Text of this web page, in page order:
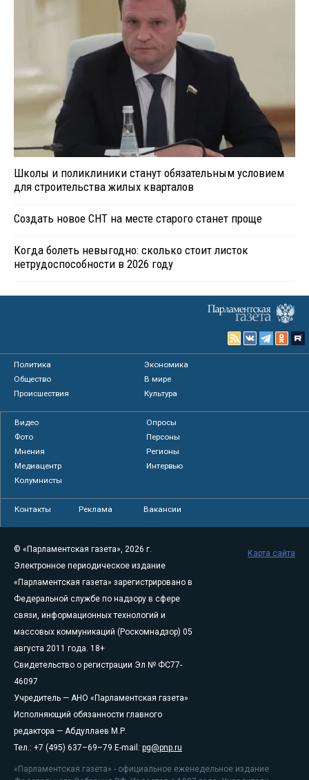
Школы и поликлиники станут обязательным условием
для строительства жилых кварталов
Создать новое СНТ на месте старого станет проще
Когда болеть невыгодно: сколько стоит листок
нетрудоспособности в 2026 году
Политика
Экономика
Общество
В мире
Происшествия
Культура
Видео
Опросы
Фото
Персоны
Мнения
Регионы
Медиацентр
Интервью
Колумнисты
Контакты Реклама Вакансии
© «Парламентская газета», 2026 г.
Электронное периодическое издание
«Парламентская газета» зарегистрировано в
Федеральной службе по надзору в сфере
связи, информационных технологий и
массовых коммуникаций (Роскомнадзор) 05
августа 2011 года. 18+
Свидетельство о регистрации Эл № ФС77-
46097
Учредитель — АНО «Парламентская газета»
Исполняющий обязанности главного
редактора — Абдуллаев М.Р.
Тел.: +7 (495) 637–69–79 E-mail: pg@pnp.ru
«Парламентская газета» - официальное еженедельное издание
Карта сайта